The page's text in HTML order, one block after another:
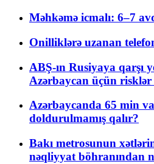
Məhkəmə icmalı: 6–7
Onilliklərə uzanan
ABŞ-ın Rusiyaya qarşı
Azərbaycan üçün
Azərbaycanda 65 min
doldurulmamış qalır?
Bakı metrosunun
nəqliyyat böhranından